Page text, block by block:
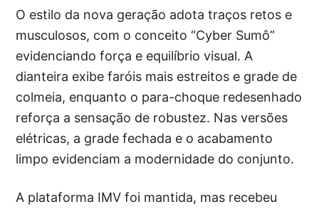
O estilo da nova geração adota traços retos e
musculosos, com o conceito “Cyber Sumô”
evidenciando força e equilíbrio visual. A
dianteira exibe faróis mais estreitos e grade de
colmeia, enquanto o para-choque redesenhado
reforça a sensação de robustez. Nas versões
elétricas, a grade fechada e o acabamento
limpo evidenciam a modernidade do conjunto.
A plataforma IMV foi mantida, mas recebeu